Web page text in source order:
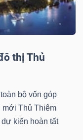
thị Thủ
bộ vốn góp
mới Thủ Thiêm
kiến hoàn tất